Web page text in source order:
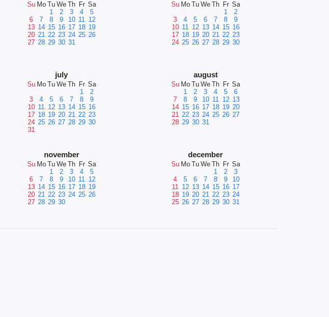
Su Mo Tu We Th Fr Sa
1
2 3 4
5
6
7 8 9 10 11 12
13 14 15 16 17 18 19
20 21 22 23 24 25 26
27 28 29 30 31
Su Mo Tu We Th Fr Sa
1
2
3
4 5 6 7 8
9
10 11 12 13 14 15 16
17 18 19 20 21 22 23
24 25 26 27 28 29 30
july
Su Mo Tu We Th Fr Sa
1
2
3
4 5 6 7 8
9
10 11 12 13 14 15 16
17 18 19 20 21 22 23
24 25 26 27 28 29 30
31
august
Su Mo Tu We Th Fr Sa
1
2 3 4 5
6
7
8 9 10 11 12 13
14 15 16 17 18 19 20
21 22 23 24 25 26 27
28 29 30 31
november
Su Mo Tu We Th Fr Sa
1
2 3 4
5
6
7 8 9 10 11 12
13 14 15 16 17 18 19
20 21 22 23 24 25 26
27 28 29 30
december
Su Mo Tu We Th Fr Sa
1
2
3
4
5 6 7 8 9
10
11 12 13 14 15 16 17
18 19 20 21 22 23 24
25 26 27 28 29 30 31